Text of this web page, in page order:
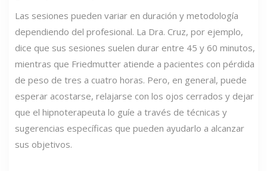
Las sesiones pueden variar en duración y metodología
dependiendo del profesional. La Dra. Cruz, por ejemplo,
dice que sus sesiones suelen durar entre 45 y 60 minutos,
mientras que Friedmutter atiende a pacientes con pérdida
de peso de tres a cuatro horas. Pero, en general, puede
esperar acostarse, relajarse con los ojos cerrados y dejar
que el hipnoterapeuta lo guíe a través de técnicas y
sugerencias específicas que pueden ayudarlo a alcanzar
sus objetivos.